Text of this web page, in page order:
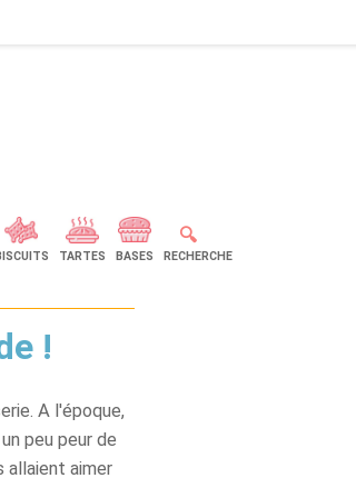
🔍
TARTES BASES RECHERCHE
!
A l'époque,
peu peur de
allaient aimer